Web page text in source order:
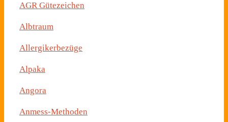
AGR Gütezeichen
Albtraum
Allergikerbezüge
Alpaka
Angora
Anmess-Methoden